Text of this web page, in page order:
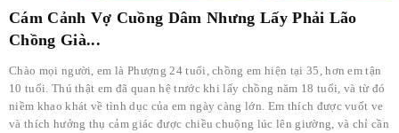
Cám Cảnh Vợ Cuồng Dâm Nhưng Lấy Phải Lão
Chồng Già...
Chào mọi người, em là Phượng 24 tuổi, chồng em hiện tại 35, hơn em tận
10 tuổi. Thú thật em đã quan hệ trước khi lấy chồng năm 18 tuổi, và từ đó
niềm khao khát về tình dục của em ngày càng lớn. Em thích được vuốt ve
và thích hưởng thụ cảm giác được chiều chuộng lúc lên giường, và chỉ cần